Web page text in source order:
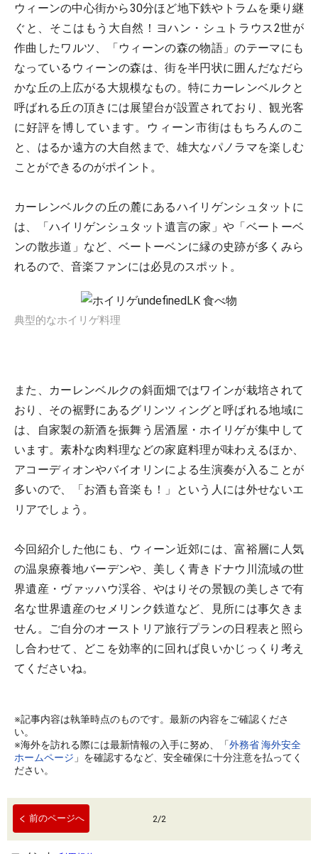
ウィーンの中心街から30分ほど地下鉄やトラムを乗り継
ぐと、そこはもう大自然！ヨハン・シュトラウス2世が
作曲したワルツ、「ウィーンの森の物語」のテーマにも
なっているウィーンの森は、街を半円状に囲んだなだら
かな丘の上広がる大規模なもの。特にカーレンベルクと
呼ばれる丘の頂きには展望台が設置されており、観光客
に好評を博しています。ウィーン市街はもちろんのこ
と、はるか遠方の大自然まで、雄大なパノラマを楽しむ
ことができるのがポイント。
カーレンベルクの丘の麓にあるハイリゲンシュタットに
は、「ハイリゲンシュタット遺言の家」や「ベートーベ
ンの散歩道」など、ベートーベンに縁の史跡が多くみら
れるので、音楽ファンには必見のスポット。
典型的なホイリゲ料理
また、カーレンベルクの斜面畑ではワインが栽培されて
おり、その裾野にあるグリンツィングと呼ばれる地域に
は、自家製の新酒を振舞う居酒屋・ホイリゲが集中して
います。素朴な肉料理などの家庭料理が味わえるほか、
アコーディオンやバイオリンによる生演奏が入ることが
多いので、「お酒も音楽も！」という人には外せないエ
リアでしょう。
今回紹介した他にも、ウィーン近郊には、富裕層に人気
の温泉療養地バーデンや、美しく青きドナウ川流域の世
界遺産・ヴァッハウ渓谷、やはりその景観の美しさで有
名な世界遺産のセメリンク鉄道など、見所には事欠きま
せん。ご自分のオーストリア旅行プランの日程表と照ら
し合わせて、どこを効率的に回れば良いかじっくり考え
てくださいね。
※記事内容は執筆時点のものです。最新の内容をご確認くださ
い。
※海外を訪れる際には最新情報の入手に努め、「外務省 海外安全
ホームページ 」を確認するなど、安全確保に十分注意を払ってく
ださい。
前のページへ 2/2